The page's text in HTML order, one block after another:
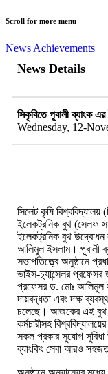
Scroll for more menu
News Achievements
News Details
সিকৃবিতে পূবালী ব্যাংক
Wednesday, 12-
সিলেট কৃষি বিশ্ববিদ্যালয়
ইলেকট্রনিক বুথ (সেলফ
ইলেকট্রনিক বুথ উদ্বোধন
আলিমুল ইসলাম। পূবালী
সভাপতিত্ত্বে অনুষ্ঠানে
ভাইস-চ্যান্সেলর
প্রফেসর ড. মোঃ আলিমুল
দায়বদ্ধতা এবং দক্ষ
চলেছে। আজকের এই বুথ
কর্মচারীসহ
সকল প্রকার সুযোগ
ব্যাংকিং সেবা আরও